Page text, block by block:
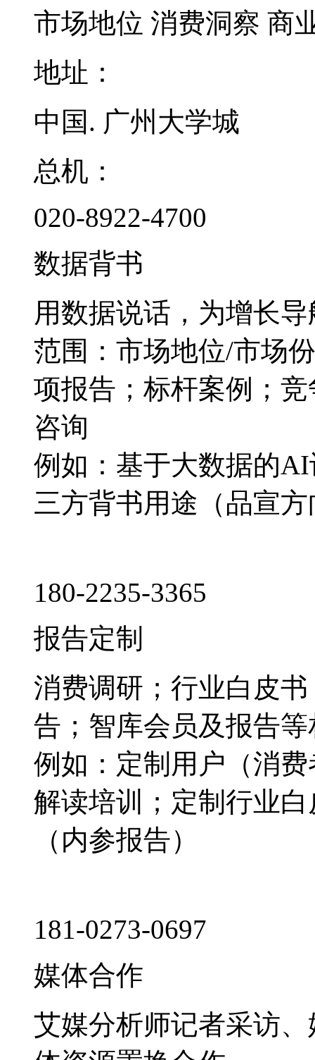
市场地位 消费洞察 商
地址：
中国. 广州大学城
总机：
020-8922-4700
数据背书
用数据说话，为增长导
范围：市场地位/市场
项报告；标杆案例；
咨询
例如：基于大数据的
三方背书用途（品宣
180-2235-3365
报告定制
消费调研；行业白皮
告；智库会员及报告
例如：定制用户（消
解读培训；定制行业
（内参报告）
181-0273-0697
媒体合作
艾媒分析师记者采访